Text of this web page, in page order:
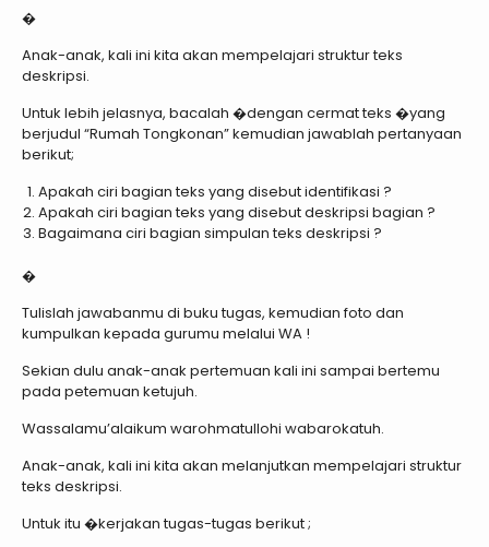
�
Anak-anak, kali ini kita akan mempelajari struktur teks
deskripsi.
Untuk lebih jelasnya, bacalah �dengan cermat teks �yang
berjudul “Rumah Tongkonan” kemudian jawablah pertanyaan
berikut;
Apakah ciri bagian teks yang disebut identifikasi ?
Apakah ciri bagian teks yang disebut deskripsi bagian ?
Bagaimana ciri bagian simpulan teks deskripsi ?
�
Tulislah jawabanmu di buku tugas, kemudian foto dan
kumpulkan kepada gurumu melalui WA !
Sekian dulu anak-anak pertemuan kali ini sampai bertemu
pada petemuan ketujuh.
Wassalamu’alaikum warohmatullohi wabarokatuh.
Anak-anak, kali ini kita akan melanjutkan mempelajari struktur
teks deskripsi.
Untuk itu �kerjakan tugas-tugas berikut ;